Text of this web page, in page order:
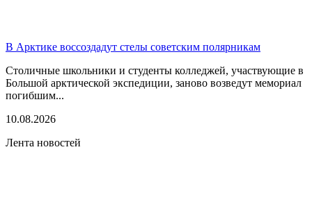
В Арктике воссоздадут стелы советским полярникам
Столичные школьники и студенты колледжей, участвующие в
Большой арктической экспедиции, заново возведут мемориал
погибшим...
10.08.2026
Лента новостей